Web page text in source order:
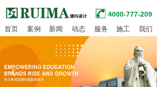
首页 案例 新闻 动态 服务 施工 我们
4000-777-209
넳 넲